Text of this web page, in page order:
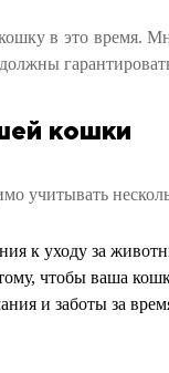
в это время.
кошки
учитывать
к уходу за
чтобы ваша
и заботы за